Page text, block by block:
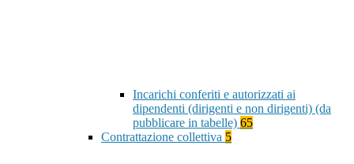
Incarichi conferiti e autorizzati ai
dipendenti (dirigenti e non dirigenti) (da
pubblicare in tabelle) 65
Contrattazione collettiva 5